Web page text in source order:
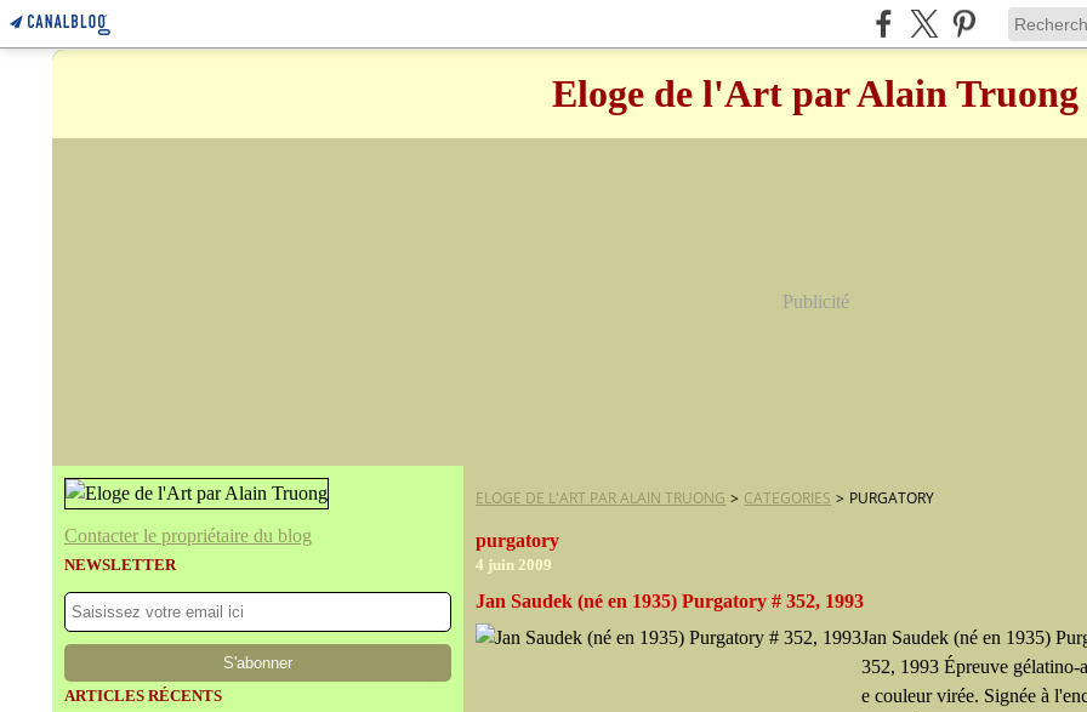
Eloge de l'Art par Alain Truong
Publicité
Contacter le propriétaire du blog
NEWSLETTER
ARTICLES RÉCENTS
ELOGE DE L'ART PAR ALAIN TRUONG > CATEGORIES > PURGATORY
purgatory
4 juin 2009
Jan Saudek (né en 1935) Purgatory # 352, 1993
Jan Saudek (né en 1935)
352, 1993 Épreuve gélatino-
e couleur virée. Signée à